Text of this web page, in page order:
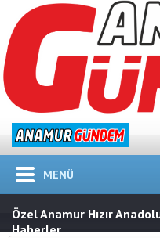
MENÜ
Özel Anamur Hızır
Haberler